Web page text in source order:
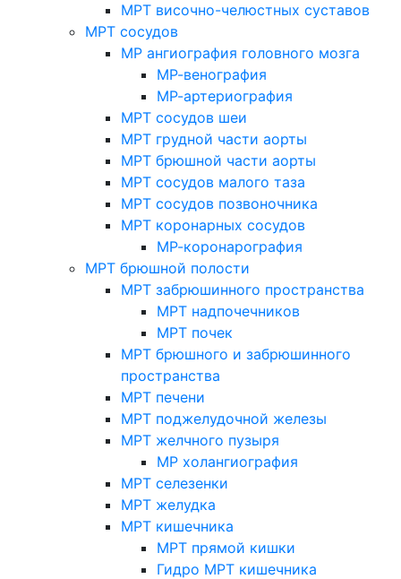
МРТ височно-челюстных суставов
МРТ сосудов
МР ангиография головного мозга
МР-венография
МР-артериография
МРТ сосудов шеи
МРТ грудной части аорты
МРТ брюшной части аорты
МРТ сосудов малого таза
МРТ сосудов позвоночника
МРТ коронарных сосудов
МР-коронарография
МРТ брюшной полости
МРТ забрюшинного пространства
МРТ надпочечников
МРТ почек
МРТ брюшного и забрюшинного
пространства
МРТ печени
МРТ поджелудочной железы
МРТ желчного пузыря
МР холангиография
МРТ селезенки
МРТ желудка
МРТ кишечника
МРТ прямой кишки
Гидро МРТ кишечника